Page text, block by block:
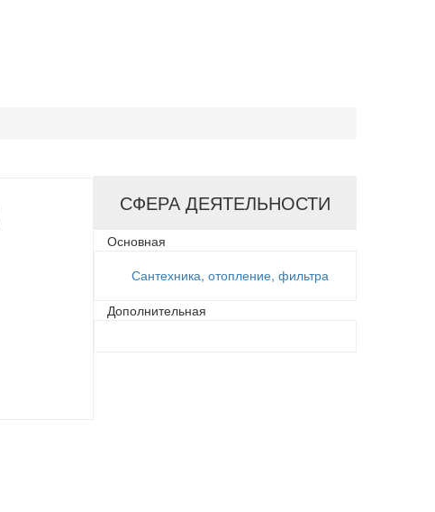
СФЕРА ДЕЯТЕЛЬНОСТИ
Основная
Сантехника, отопление, фильтра
Дополнительная